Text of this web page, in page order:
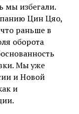
мы избегали.
Цин Цяо,
раньше в
оборота
Мы уже
и Новой
и